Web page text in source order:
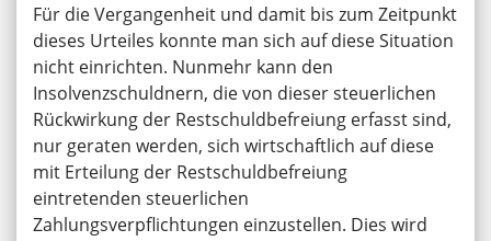
Für die Vergangenheit und damit bis zum Zeitpunkt
dieses Urteiles konnte man sich auf diese Situation
nicht einrichten. Nunmehr kann den
Insolvenzschuldnern, die von dieser steuerlichen
Rückwirkung der Restschuldbefreiung erfasst sind,
nur geraten werden, sich wirtschaftlich auf diese
mit Erteilung der Restschuldbefreiung
eintretenden steuerlichen
Zahlungsverpflichtungen einzustellen. Dies wird